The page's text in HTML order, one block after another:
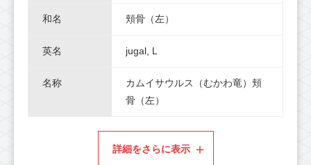
和名 頬骨（左）
英名 jugal, L
名称
カムイサウルス（むかわ竜）頬
骨（左）
詳細をさらに表示